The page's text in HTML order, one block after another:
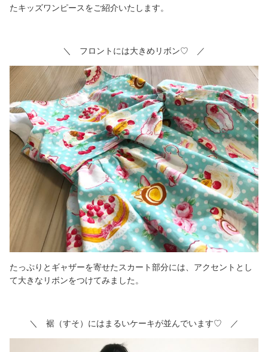
たキッズワンピースをご紹介いたします。
＼ フロントには大きめリボン♡ ／
たっぷりとギャザーを寄せたスカート部分には、アクセントとし
て大きなリボンをつけてみました。
＼ 裾（すそ）にはまるいケーキが並んでいます♡ ／